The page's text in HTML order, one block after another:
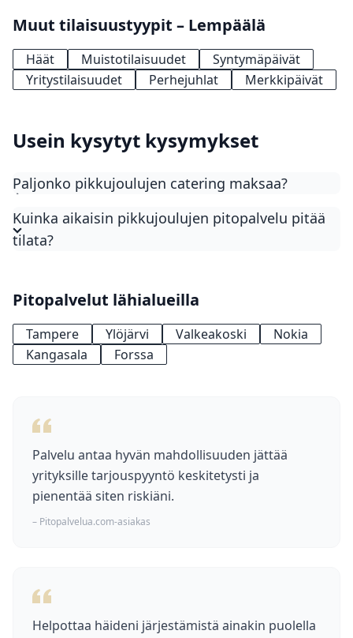
Muut tilaisuustyypit – Lempäälä
Häät Muistotilaisuudet
Syntymäpäivät
Yritystilaisuudet
Perhejuhlat Merkkipäivät
Usein kysytyt kysymykset
Paljonko pikkujoulujen catering maksaa?
€/henkilö joulubuffet-menulla. Perinteinen
pikkujoulumenu on 38–44 €/hlö ja premium-
usein erikseen.
Kuinka aikaisin pikkujoulujen pitopalvelu pitää
tilata?
Pitopalvelut lähialueilla
Tampere Ylöjärvi Valkeakoski
Nokia
Kangasala
Forssa
Palvelu antaa hyvän mahdollisuuden jättää
yrityksille tarjouspyyntö keskitetysti ja
pienentää siten riskiäni.
– Pitopalvelua.com-asiakas
Helpottaa häideni järjestämistä ainakin puolella